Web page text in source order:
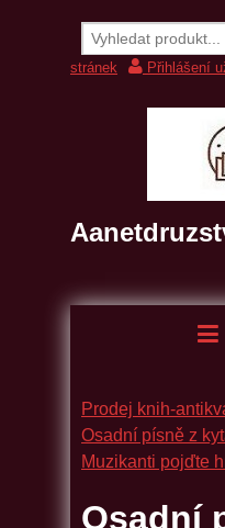
stránek
Přihlášení
Prodej knih-
Osadní písně z
Muzikanti pojďte
Osadní